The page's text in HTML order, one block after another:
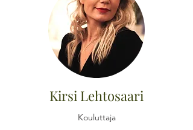
Kirsi Lehtosaari
Kouluttaja